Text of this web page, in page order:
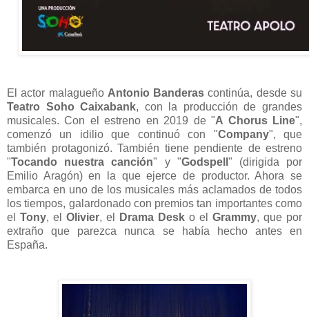
El actor malagueño Antonio Banderas continúa, desde su
Teatro Soho Caixabank, con la producción de grandes
musicales. Con el estreno en 2019 de "A Chorus Line",
comenzó un idilio que continuó con "Company", que
también protagonizó. También tiene pendiente de estreno
"Tocando nuestra canción" y "Godspell " (dirigida por
Emilio Aragón) en la que ejerce de productor. Ahora se
embarca en uno de los musicales más aclamados de todos
los tiempos, galardonado con premios tan importantes como
el Tony, el Olivier, el Drama Desk o el Grammy, que por
extraño que parezca nunca se había hecho antes en
España.